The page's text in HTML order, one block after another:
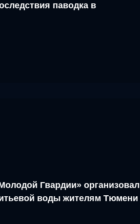
паводка в
Гвардии» организовал
воды жителям Тюмени